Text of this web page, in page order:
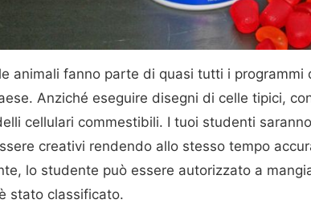
animali fanno parte di quasi tutti i
Anziché eseguire disegni di celle tipici,
cellulari commestibili. I tuoi studenti
creativi rendendo allo stesso tempo
lo studente può essere autorizzato a
stato classificato.